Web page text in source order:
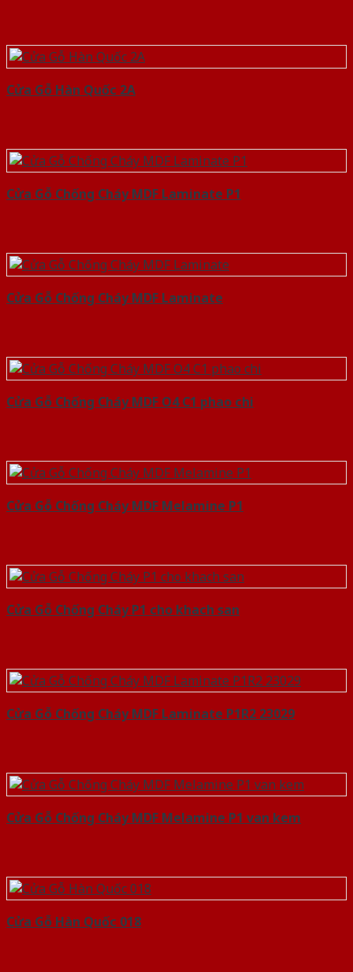
Cửa Gỗ Hàn Quốc 2A
Cửa Gỗ Chống Cháy MDF Laminate P1
Cửa Gỗ Chống Cháy MDF Laminate
Cửa Gỗ Chống Cháy MDF O4 C1 phao chi
Cửa Gỗ Chống Cháy MDF Melamine P1
Cửa Gỗ Chống Cháy P1 cho khach san
Cửa Gỗ Chống Cháy MDF Laminate P1R2 23029
Cửa Gỗ Chống Cháy MDF Melamine P1 van kem
Cửa Gỗ Hàn Quốc 018